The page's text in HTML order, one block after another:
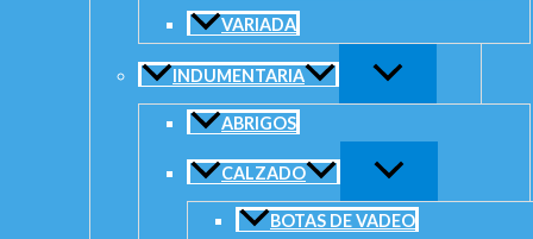
VARIADA
INDUMENTARIA
ABRIGOS
CALZADO
BOTAS DE VADEO